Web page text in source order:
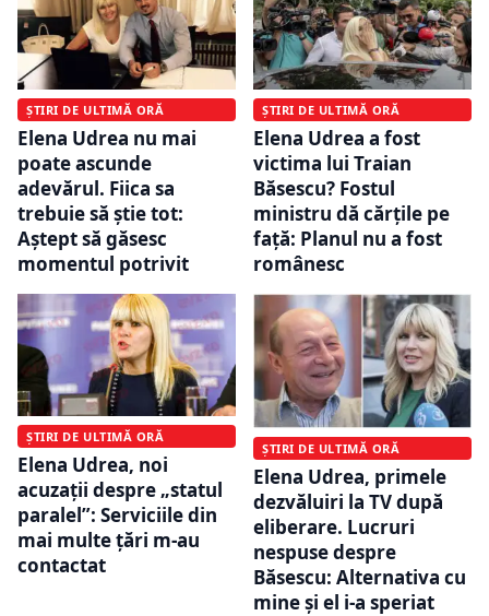
ȘTIRI DE ULTIMĂ ORĂ
Elena Udrea nu mai
poate ascunde
adevărul. Fiica sa
trebuie să știe tot:
Aștept să găsesc
momentul potrivit
ȘTIRI DE ULTIMĂ ORĂ
Elena Udrea a fost
victima lui Traian
Băsescu? Fostul
ministru dă cărțile pe
față: Planul nu a fost
românesc
ȘTIRI DE ULTIMĂ ORĂ
Elena Udrea, noi
acuzații despre „statul
paralel”: Serviciile din
mai multe țări m-au
contactat
ȘTIRI DE ULTIMĂ ORĂ
Elena Udrea, primele
dezvăluiri la TV după
eliberare. Lucruri
nespuse despre
Băsescu: Alternativa cu
mine și el i-a speriat